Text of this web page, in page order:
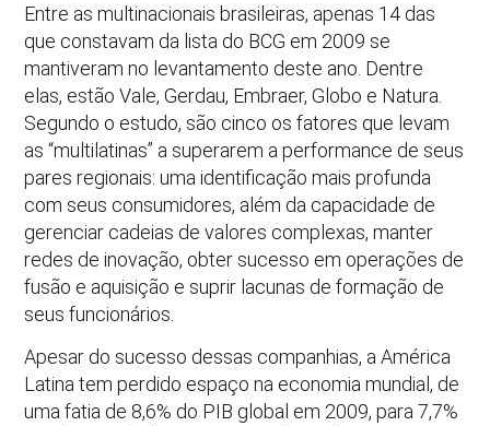
Entre as multinacionais brasileiras, apenas 14 das
que constavam da lista do BCG em 2009 se
mantiveram no levantamento deste ano. Dentre
elas, estão Vale, Gerdau, Embraer, Globo e Natura.
Segundo o estudo, são cinco os fatores que levam
as “multilatinas” a superarem a performance de seus
pares regionais: uma identificação mais profunda
com seus consumidores, além da capacidade de
gerenciar cadeias de valores complexas, manter
redes de inovação, obter sucesso em operações de
fusão e aquisição e suprir lacunas de formação de
seus funcionários.
Apesar do sucesso dessas companhias, a América
Latina tem perdido espaço na economia mundial, de
uma fatia de 8,6% do PIB global em 2009, para 7,7%